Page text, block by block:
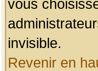
vous
invisible.
Revenir en